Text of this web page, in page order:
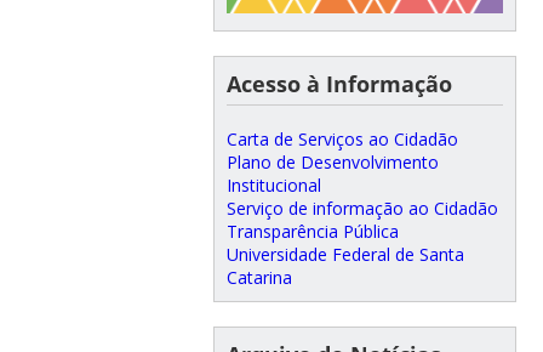
Acesso à Informação
Carta de Serviços ao Cidadão
Plano de Desenvolvimento
Institucional
Serviço de informação ao Cidadão
Transparência Pública
Universidade Federal de Santa
Catarina